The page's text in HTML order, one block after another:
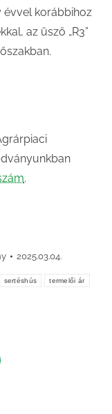
évvel korábbihoz
az üsző „R3”
.
2025.03.04.
sertéshús termelői ár